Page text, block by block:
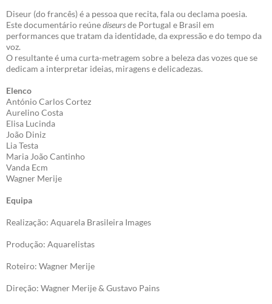
Diseur (do francês) é a pessoa que recita, fala ou declama poesia.
Este documentário reúnediseursde Portugal e Brasil em
performances que tratam da identidade, da expressão e do tempo da
voz.
O resultante é uma curta-metragem sobre a beleza das vozes que se
dedicam a interpretar ideias, miragens e delicadezas.
Elenco
António Carlos Cortez
Aurelino Costa
Elisa Lucinda
João Diniz
Lia Testa
Maria João Cantinho
Vanda Ecm
Wagner Merije
Equipa
Realização: Aquarela Brasileira Images
Produção: Aquarelistas
Roteiro: Wagner Merije
Direção: Wagner Merije & Gustavo Pains